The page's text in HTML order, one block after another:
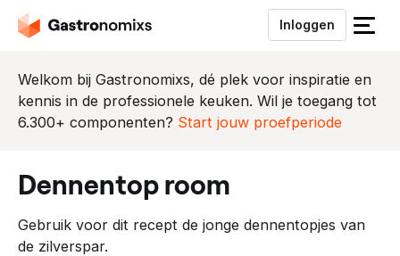
Inloggen
S
u
i
e
Welkom bij Gastronomixs, dé plek voor inspiratie en
kennis in de professionele keuken. Wil je toegang tot
6.300+ componenten? Start jouw proefperiode
dennentop room
Gebruik voor dit recept de jonge dennentopjes van
de zilverspar.